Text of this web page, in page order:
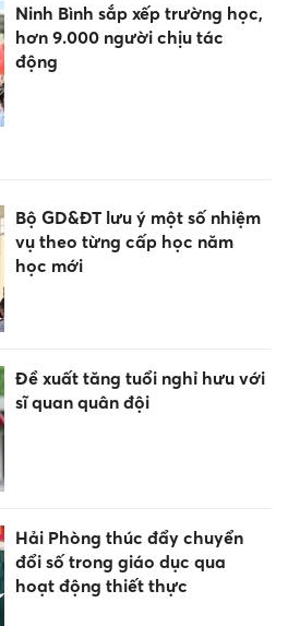
Ninh Bình sắp xếp trường học,
hơn 9.000 người chịu tác
động
Bộ GD&ĐT lưu ý một số nhiệm
vụ theo từng cấp học năm
học mới
Đề xuất tăng tuổi nghỉ hưu với
sĩ quan quân đội
Hải Phòng thúc đẩy chuyển
đổi số trong giáo dục qua
hoạt động thiết thực